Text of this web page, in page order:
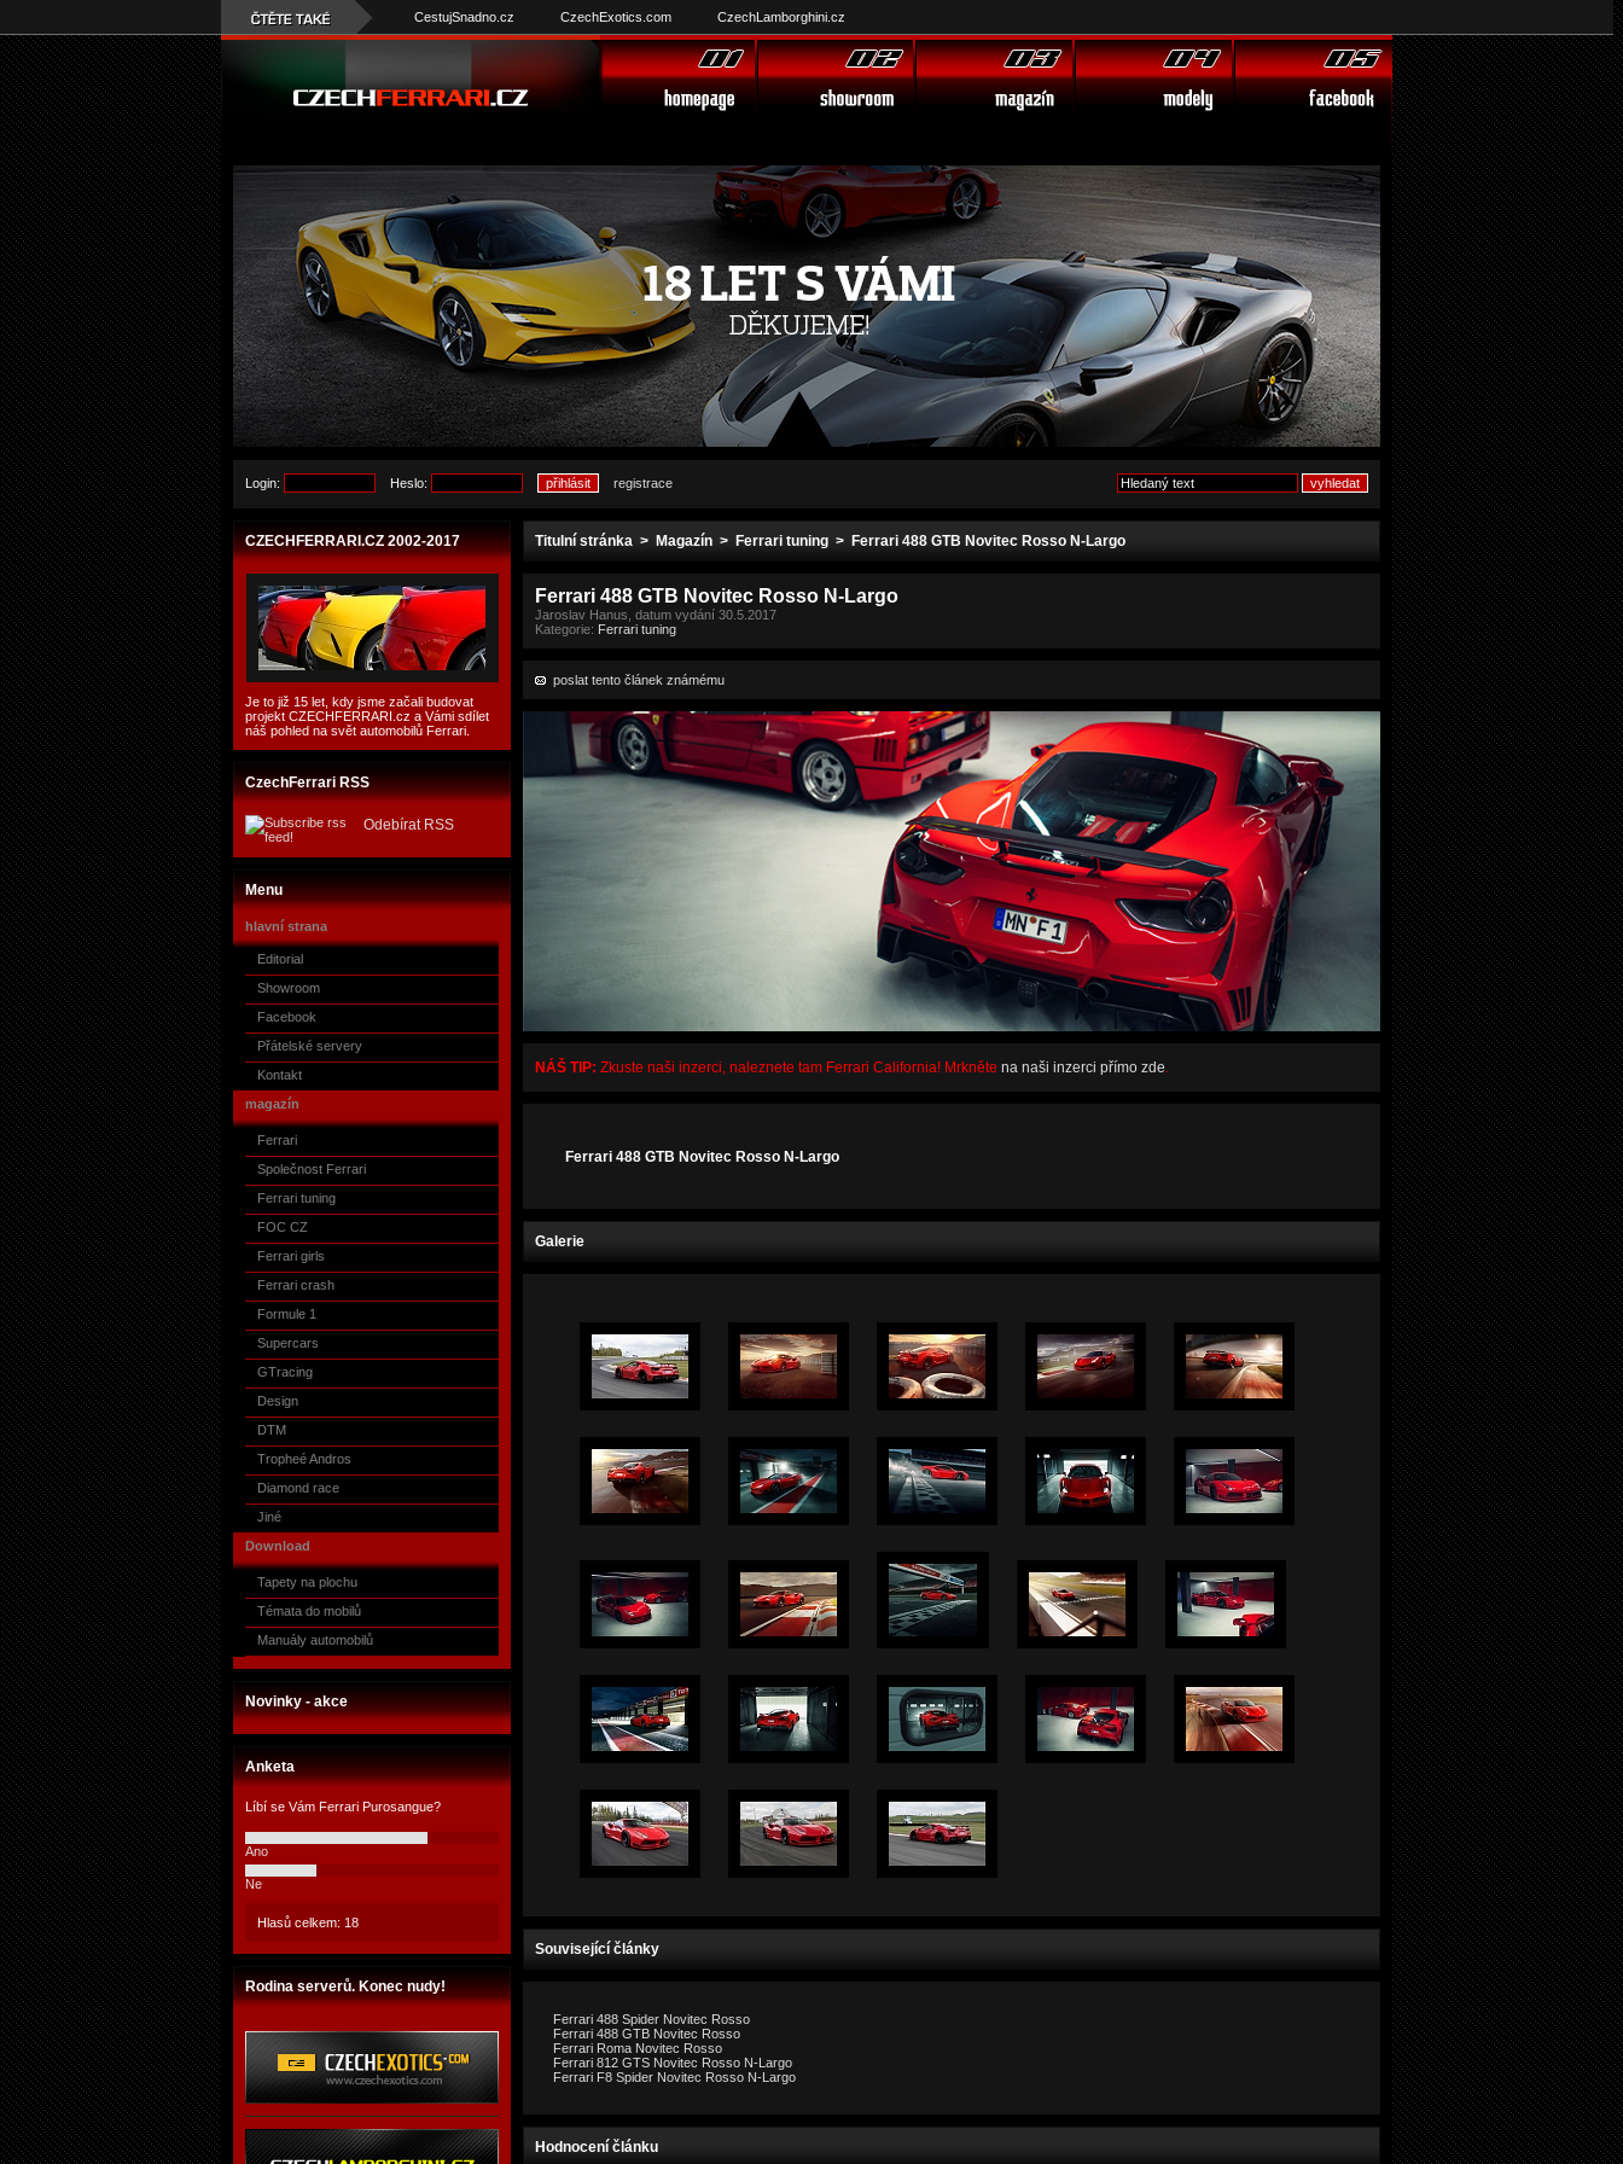
CestujSnadno.cz CzechExotics.com CzechLamborghini.cz
Login: Heslo: registrace
CZECHFERRARI.CZ 2002-2017
Je to již 15 let, kdy jsme začali budovat
projekt CZECHFERRARI.cz a Vámi sdílet
náš pohled na svět automobilů Ferrari.
CzechFerrari RSS
Odebírat RSS
Menu
hlavní strana
Editorial
Showroom
Facebook
Přátelské servery
Kontakt
magazín
Ferrari
Společnost Ferrari
Ferrari tuning
FOC CZ
Ferrari girls
Ferrari crash
Formule 1
Supercars
GTracing
Design
DTM
Tropheé Andros
Diamond race
Jiné
Download
Tapety na plochu
Témata do mobilů
Manuály automobilů
Novinky - akce
Anketa
Líbí se Vám Ferrari Purosangue?
Ano
Ne
Hlasů celkem: 18
Rodina serverů. Konec nudy!
Titulní stránka > Magazín > Ferrari tuning > Ferrari 488 GTB Novitec Rosso N-Largo
Ferrari 488 GTB Novitec Rosso N-Largo
Jaroslav Hanus, datum vydání 30.5.2017
Kategorie: Ferrari tuning
poslat tento článek známému
NÁŠ TIP: Zkuste naši inzerci, naleznete tam Ferrari California! Mrkněte na naši inzerci přímo zde.
Ferrari 488 GTB Novitec Rosso N-Largo
Galerie
Související články
Ferrari 488 Spider Novitec Rosso
Ferrari 488 GTB Novitec Rosso
Ferrari Roma Novitec Rosso
Ferrari 812 GTS Novitec Rosso N-Largo
Ferrari F8 Spider Novitec Rosso N-Largo
Hodnocení článku